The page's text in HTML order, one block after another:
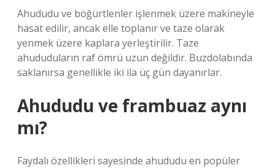
Ahududu ve böğürtlenler işlenmek üzere makineyle
hasat edilir, ancak elle toplanır ve taze olarak
yenmek üzere kaplara yerleştirilir. Taze
ahududuların raf ömrü uzun değildir. Buzdolabında
saklanırsa genellikle iki ila üç gün dayanırlar.
Ahududu ve frambuaz aynı
mı?
Faydalı özellikleri sayesinde ahududu en popüler